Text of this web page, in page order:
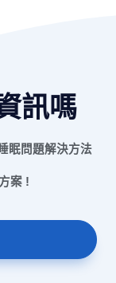
訊嗎
眠問題解決方法
案 !